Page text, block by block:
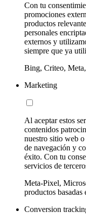
Con tu
promociones
productos
personales
externos y
siempre que ya
Bing, Criteo,
Marketing
Al aceptar estos
contenidos
nuestro sitio web
de navegación y
éxito. Con tu
servicios de
Meta-Pixel,
productos
Conversion